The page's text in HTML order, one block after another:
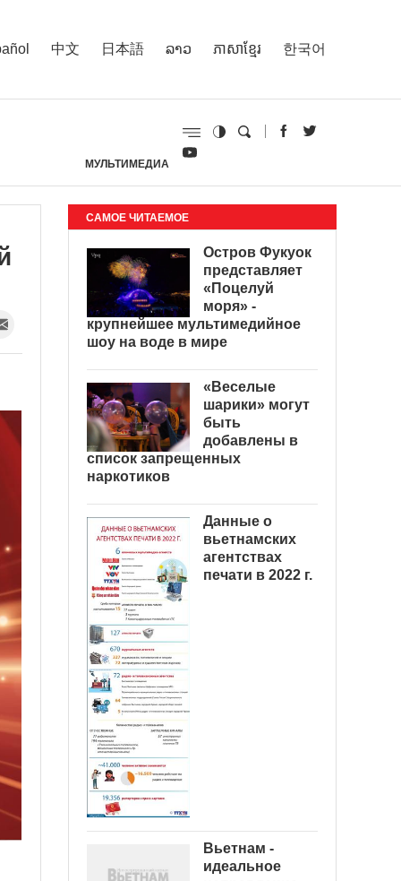
中文 日本語 ລາວ ភាសាខ្មែរ 한국어
МУЛЬТИМЕДИА
САМОЕ ЧИТАЕМОЕ
Остров Фукуок
представляет
«Поцелуй
моря» -
крупнейшее мультимедийное
шоу на воде в мире
«Веселые
шарики» могут
быть
добавлены в
список запрещенных
наркотиков
Данные о
вьетнамских
агентствах
печати в 2022 г.
Вьетнам -
идеальное